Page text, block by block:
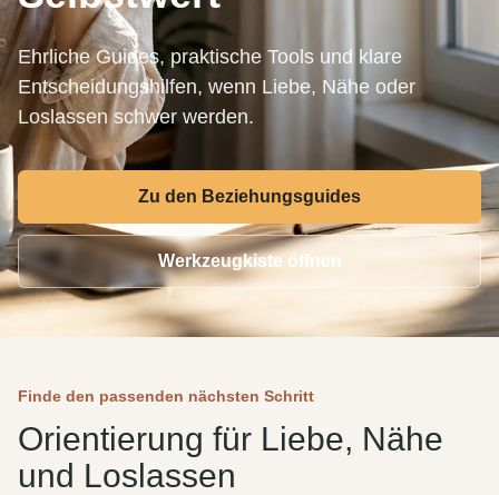
Ehrliche Guides, praktische Tools und klare
Entscheidungshilfen, wenn Liebe, Nähe oder
Loslassen schwer werden.
Zu den Beziehungsguides
Werkzeugkiste öffnen
Finde den passenden nächsten Schritt
Orientierung für Liebe, Nähe
und Loslassen